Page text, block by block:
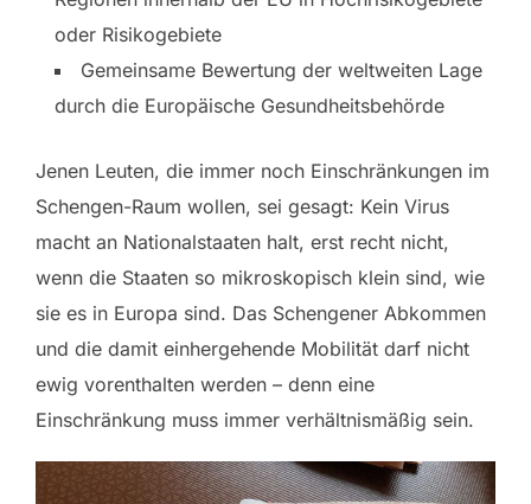
oder Risikogebiete
Gemeinsame Bewertung der weltweiten Lage
durch die Europäische Gesundheitsbehörde
Jenen Leuten, die immer noch Einschränkungen im
Schengen-Raum wollen, sei gesagt: Kein Virus
macht an Nationalstaaten halt, erst recht nicht,
wenn die Staaten so mikroskopisch klein sind, wie
sie es in Europa sind. Das Schengener Abkommen
und die damit einhergehende Mobilität darf nicht
ewig vorenthalten werden – denn eine
Einschränkung muss immer verhältnismäßig sein.